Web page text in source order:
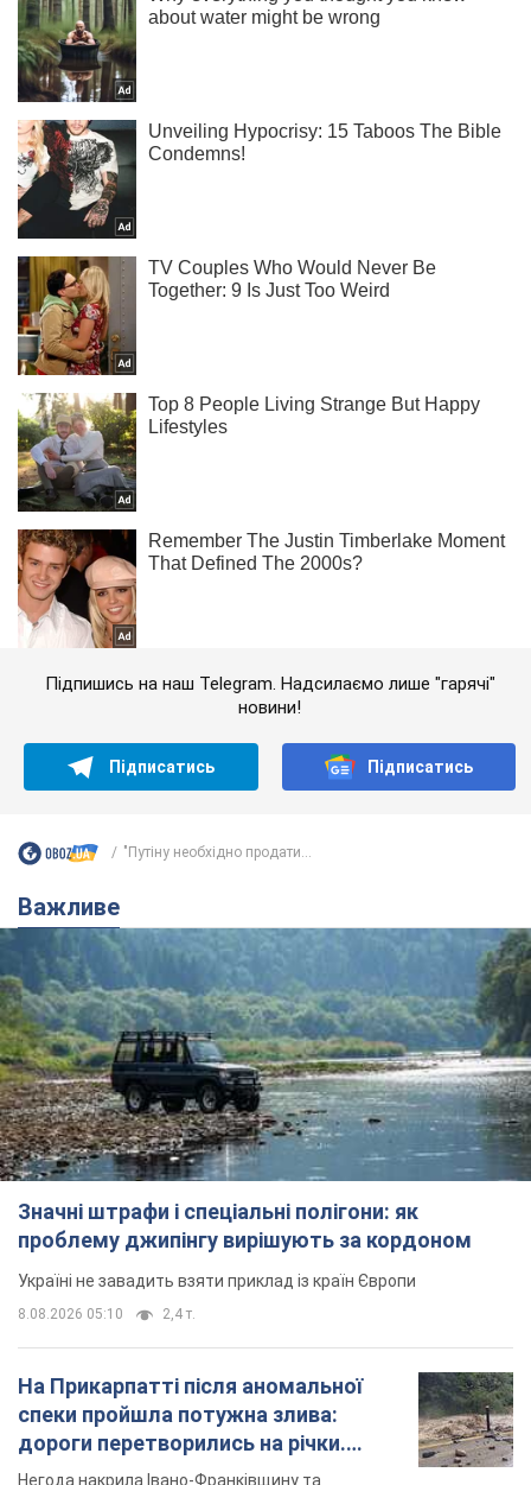
Підпишись на наш Telegram. Надсилаємо лише "гарячі"
новини!
Підписатись Підписатись
"Путіну необхідно продати...
Важливе
Значні штрафи і спеціальні полігони: як
проблему джипінгу вирішують за кордоном
Україні не завадить взяти приклад із країн Європи
8.08.2026 05:10 2,4 т.
На Прикарпатті після аномальної
спеки пройшла потужна злива:
дороги перетворились на річки.
Відео
Негода накрила Івано-Франківщину та